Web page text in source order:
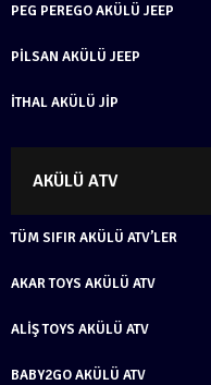
PEG PEREGO AKÜLÜ JEEP
PILSAN AKÜLÜ JEEP
İTHAL AKÜLÜ JIP
AKÜLÜ ATV
TÜM SIFIR AKÜLÜ ATV’LER
AKAR TOYS AKÜLÜ ATV
ALIŞ TOYS AKÜLÜ ATV
BABY2GO AKÜLÜ ATV